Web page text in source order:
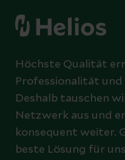
Höchste Qualität
Professionalität
Deshalb tauschen
Netzwerk aus und
konsequent weiter.
beste Lösung für